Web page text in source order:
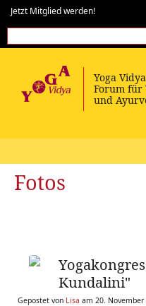
Jetzt Mitglied werden!
Fotos
Kundalini"
Gepostet von Lisa am 20.